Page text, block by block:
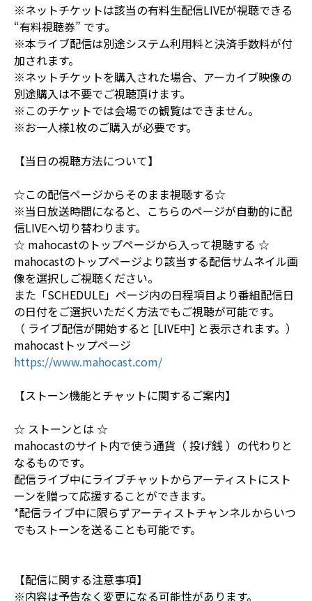
※ネットチケットは該当の有料生配信LIVEが視聴できる
“有料視聴券” です。
※本ライブ配信は別途システム利用料と決済手数料が付
加されます。
※ネットチケットを購入された場合、アーカイブ映像の
別途購入は不要でご視聴頂けます。
※このチケットでは会場での観覧はできません。
※お一人様1枚のご購入が必要です。
【当日の視聴方法について】
☆この配信ページからそのまま視聴する☆
※当日放送時間になると、こちらのページが自動的に配
信LIVEへ切り替わります。
☆ mahocastのトップページから入って視聴する ☆
mahocastのトップページより該当する配信サムネイル画
像を選択しご視聴ください。
また「SCHEDULE」ページ内の日程項目より番組配信日
の日付をご選択いただく方法でもご視聴が可能です。
（ ライブ配信が開始すると [LIVE中] と表示されます。）
mahocastトップページ
https://www.mahocast.com/
【ストーン機能とチャットに関するご案内】
☆ ストーンとは ☆
mahocastのサイト内で使う通貨（ 投げ銭 ）の代わりと
なるものです。
配信ライブ中にライブチャットからアーティストにスト
ーンを贈って応援することができます。
*配信ライブ中に限らずアーティストチャンネルからいつ
でもストーンを送ることも可能です。
【配信に関する注意事項】
※内容は予告なく変更になる可能性があります。